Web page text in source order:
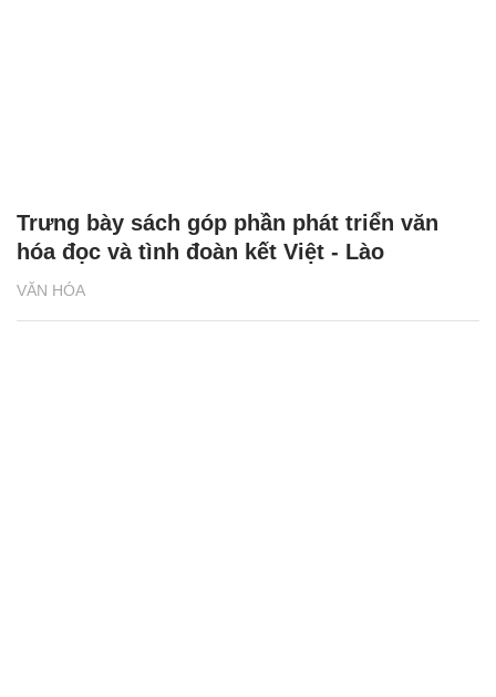
VĂN HÓA
Trưng bày sách góp phần phát triển văn
hóa đọc và tình đoàn kết Việt - Lào